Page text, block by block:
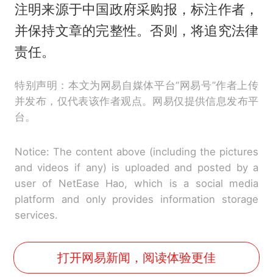
注明来源于中国政府采购报，标注作者，
并保持文章的完整性。否则，将追究法律
责任。
特别声明：本文为网易自媒体平台“网易号”作者上传
并发布，仅代表该作者观点。网易仅提供信息发布平
台。
Notice: The content above (including the pictures
and videos if any) is uploaded and posted by a
user of NetEase Hao, which is a social media
platform and only provides information storage
services.
打开网易新闻，阅读体验更佳